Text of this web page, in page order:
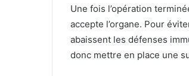
Une fois l’opération
accepte l’organe. Pour
abaissent les défenses
donc mettre en place une